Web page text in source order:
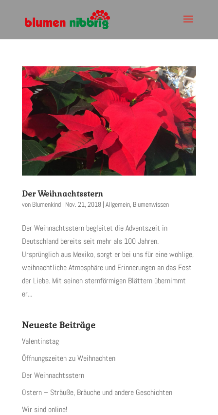
Der Weihnachtsstern
von Blumenkind| Nov. 21, 2018| Allgemein, Blumenwissen
Der Weihnachtsstern begleitet die Adventszeit in
Deutschland bereits seit mehr als 100 Jahren.
Ursprünglich aus Mexiko, sorgt er bei uns für eine wohlige,
weihnachtliche Atmosphäre und Erinnerungen an das Fest
der Liebe. Mit seinen sternförmigen Blättern übernimmt
er...
Neueste Beiträge
Valentinstag
Öffnungszeiten zu Weihnachten
Der Weihnachtsstern
Ostern – Sträuße, Bräuche und andere Geschichten
Wir sind online!